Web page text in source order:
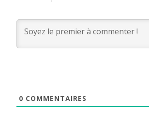
0 COMMENTAIRES